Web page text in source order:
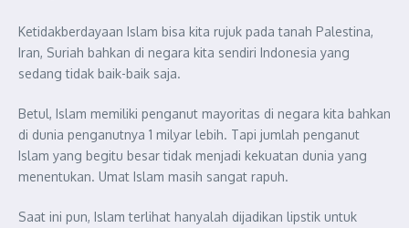
Ketidakberdayaan Islam bisa kita rujuk pada tanah Palestina,
Iran, Suriah bahkan di negara kita sendiri Indonesia yang
sedang tidak baik-baik saja.
Betul, Islam memiliki penganut mayoritas di negara kita bahkan
di dunia penganutnya 1 milyar lebih. Tapi jumlah penganut
Islam yang begitu besar tidak menjadi kekuatan dunia yang
menentukan. Umat Islam masih sangat rapuh.
Saat ini pun, Islam terlihat hanyalah dijadikan lipstik untuk